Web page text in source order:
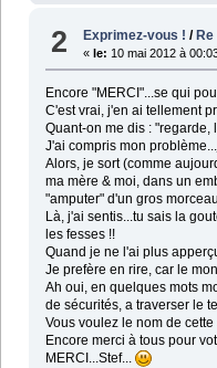
2 Exprimez-vous ! /
« le: 10 mai 2012 à
Encore "MERCI"...se qui
C'est vrai, j'en ai tellement
Quant-on me dis : "regarde,
J'ai compris mon
Alors, je sort (comme
ma mère & moi, dans un
"amputer" d'un gros
Là, j'ai sentis...tu sais la
les fesses !!
Quand je ne l'ai plus
Je prefère en rire, car le
Ah oui, en quelques mots
de sécurités, a traverser le
Vous voulez le nom de
Encore merci à tous pour
MERCI...Stef...